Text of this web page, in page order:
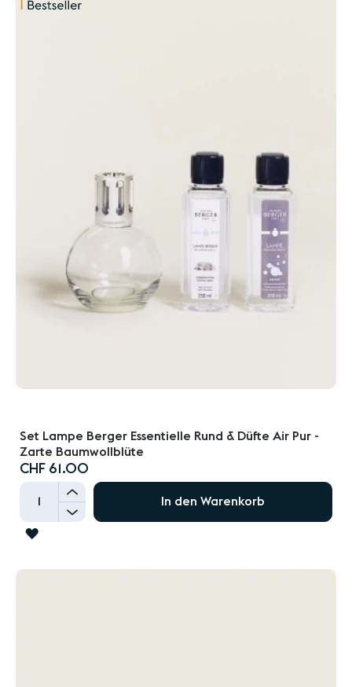
HINZUFÜGEN
Set Lampe Berger Essentielle Rund & Düfte Air Pur -
Zarte Baumwollblüte
CHF 61.00
+
-
In den Warenkorb
ZUR